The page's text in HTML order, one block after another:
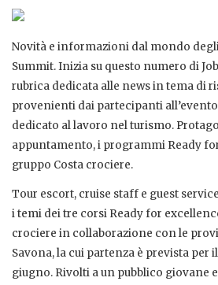
Novità e informazioni dal mondo
Summit. Inizia su questo numero di
rubrica dedicata alle news in tema di
provenienti dai partecipanti
dedicato al lavoro nel turismo.
appuntamento, i programmi Ready
gruppo Costa crociere.
Tour escort, cruise staff e guest
i temi dei tre corsi Ready for
crociere in collaborazione con le
Savona, la cui partenza è prevista per
giugno. Rivolti a un pubblico giovane